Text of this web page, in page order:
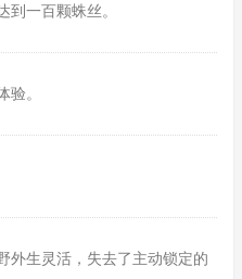
一百颗蛛丝。
验。
外生灵活，失去了主动锁定的